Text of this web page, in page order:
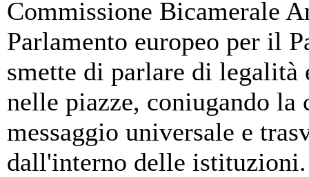
Commissione Bicamerale
Parlamento europeo per il
smette di parlare di
nelle piazze, coniugando la
messaggio universale e
dall'interno delle istituzioni.